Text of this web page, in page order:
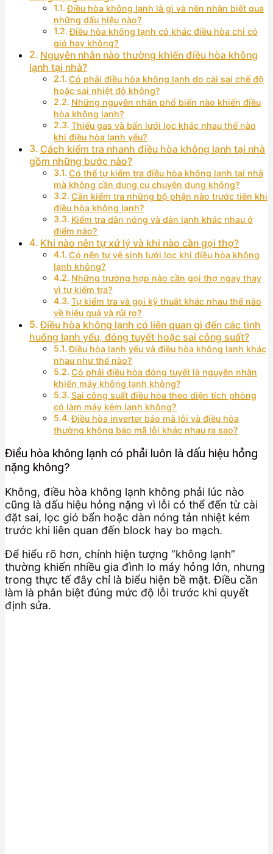
Điều hòa không lạnh là gì và nên nhận biết qua
những dấu hiệu nào?
Điều hòa không lạnh có khác điều hòa chỉ có
gió hay không?
Nguyên nhân nào thường khiến điều hòa không
lạnh tại nhà?
Có phải điều hòa không lạnh do cài sai chế độ
hoặc sai nhiệt độ không?
Những nguyên nhân phổ biến nào khiến điều
hòa không lạnh?
Thiếu gas và bẩn lưới lọc khác nhau thế nào
khi điều hòa lạnh yếu?
Cách kiểm tra nhanh điều hòa không lạnh tại nhà
gồm những bước nào?
Có thể tự kiểm tra điều hòa không lạnh tại nhà
mà không cần dụng cụ chuyên dụng không?
Cần kiểm tra những bộ phận nào trước tiên khi
điều hòa không lạnh?
Kiểm tra dàn nóng và dàn lạnh khác nhau ở
điểm nào?
Khi nào nên tự xử lý và khi nào cần gọi thợ?
Có nên tự vệ sinh lưới lọc khi điều hòa không
lạnh không?
Những trường hợp nào cần gọi thợ ngay thay
vì tự kiểm tra?
Tự kiểm tra và gọi kỹ thuật khác nhau thế nào
về hiệu quả và rủi ro?
Điều hòa không lạnh có liên quan gì đến các tình
huống lạnh yếu, đóng tuyết hoặc sai công suất?
Điều hòa lạnh yếu và điều hòa không lạnh khác
nhau như thế nào?
Có phải điều hòa đóng tuyết là nguyên nhân
khiến máy không lạnh không?
Sai công suất điều hòa theo diện tích phòng
có làm máy kém lạnh không?
Điều hòa inverter báo mã lỗi và điều hòa
thường không báo mã lỗi khác nhau ra sao?
Điều hòa không lạnh có phải luôn là dấu hiệu hỏng
nặng không?
Không, điều hòa không lạnh không phải lúc nào
cũng là dấu hiệu hỏng nặng vì lỗi có thể đến từ cài
đặt sai, lọc gió bẩn hoặc dàn nóng tản nhiệt kém
trước khi liên quan đến block hay bo mạch.
Để hiểu rõ hơn, chính hiện tượng “không lạnh”
thường khiến nhiều gia đình lo máy hỏng lớn, nhưng
trong thực tế đây chỉ là biểu hiện bề mặt. Điều cần
làm là phân biệt đúng mức độ lỗi trước khi quyết
định sửa.